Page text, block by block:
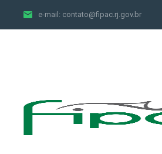
e-mail: contato@fipac.rj.gov.br